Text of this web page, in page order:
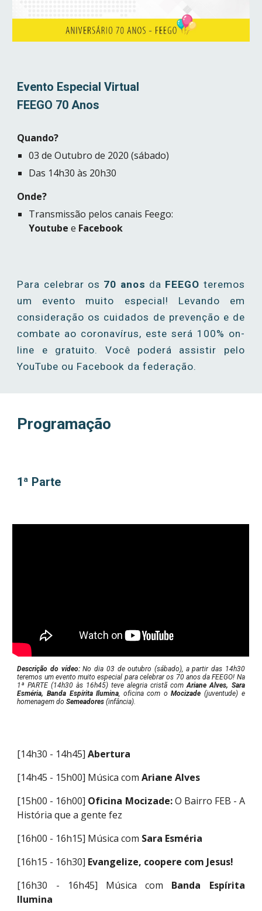
Evento Especial Virtual
FEEGO 70 Anos
Quando?
03 de Outubro de 2020 (sábado)
Das 14h30 às 20h30
Onde?
Transmissão pelos canais Feego:
Youtube e Facebook
Para celebrar os 70 anos da FEEGO teremos
um evento muito especial! Levando em
consideração os cuidados de prevenção e de
combate ao coronavírus, este será 100% on-
line e gratuito. Você poderá assistir pelo
YouTube ou Facebook da federação.
Programação
1ª Parte
Descrição do vídeo:No dia 03 de outubro (sábado), a partir das 14h30
teremos um evento muito especial para celebrar os 70 anos da FEEGO! Na
1ª PARTE (14h30 às 16h45) tevealegria cristã comAriane Alves, Sara
Esméria, Banda Espírita Ilumina, oficina com oMocizade (juventude) e
homenagem doSemeadores (infância).
[14h30 - 14h45]Abertura
[14h45 - 15h00] Música comAriane Alves
[15h00 - 16h00] Oficina Mocizade:O Bairro FEB - A
História que a gente fez
[16h00 - 16h15] Música com Sara Esméria
[16h15 - 16h30] Evangelize, coopere com Jesus!
[16h30 - 16h45] Música com Banda Espírita
Ilumina